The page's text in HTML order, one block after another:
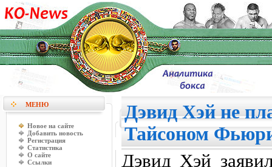
МЕНЮ
Новое на сайте
Добавить новость
Регистрация
Статистика
О сайте
Ссылки
Дэвид Хэй не
Тайсоном
Дэвид Хэй